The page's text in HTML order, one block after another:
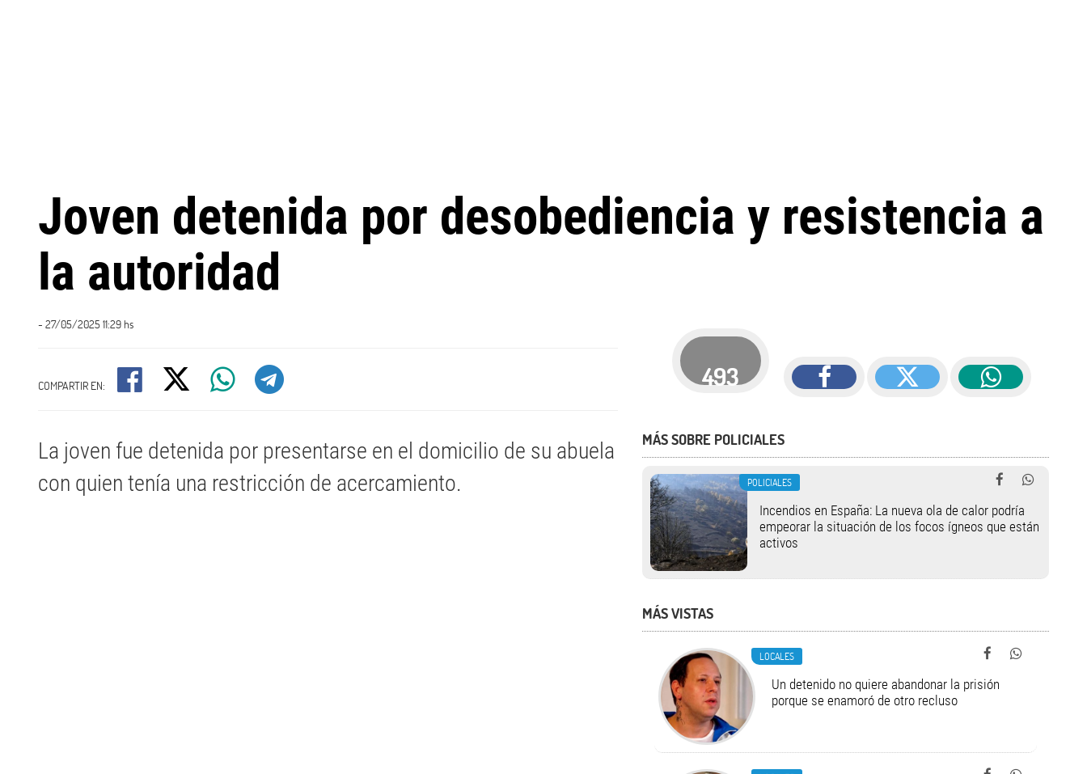
Joven detenida por desobediencia y resistencia a
la autoridad
- 27/05/2025 11:29 hs
COMPARTIR EN:
La joven fue detenida por presentarse en el domicilio de su abuela
con quien tenía una restricción de acercamiento.
493
MÁS SOBRE POLICIALES
POLICIALES
Incendios en España: La nueva ola de calor podría
empeorar la situación de los focos ígneos que están
activos
MÁS VISTAS
LOCALES
Un detenido no quiere abandonar la prisión
porque se enamoró de otro recluso